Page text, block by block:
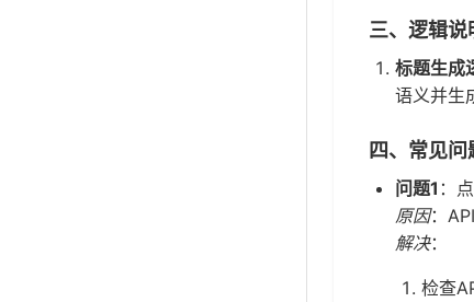
三、逻辑说
标题生成
语义并生
四、常见
问题1 ：
原因：
解决：
检查